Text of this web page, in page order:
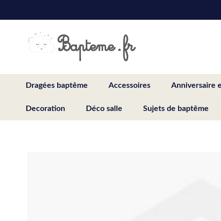
to
Dragées baptême Accessoires Anniversaire
Decoration Déco salle Sujets de baptême